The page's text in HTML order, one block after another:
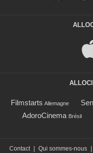
Filmstarts Allemagne
AdoroCinema Brésil
Contact Qui sommes-nous